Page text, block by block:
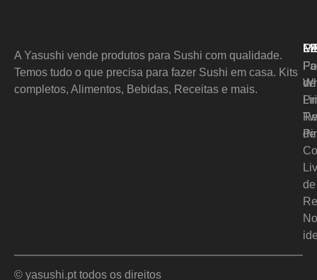
A Yasushi vende produtos para Sushi com qualidade.
Temos tudo o que precisa para fazer Sushi em casa. Kits
completos, Alimentos, Bebidas, Receitas e mais.
de
de
de
© yasushi.pt todos os direitos